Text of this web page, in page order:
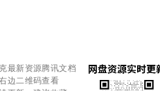
最新资源腾讯文档
边二维码查看